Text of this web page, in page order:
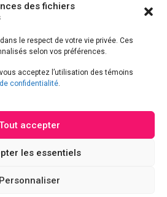
des fichiers
le respect de votre vie privée. Ces
selon vos préférences.
acceptez l’utilisation des témoins
confidentialité.
accepter
les essentiels
Personnaliser
Accessibilité
de confidentialité
du Québec, 2026